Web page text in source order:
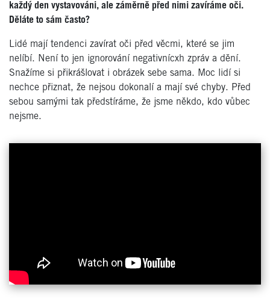
každý den vystavováni, ale záměrně před nimi zavíráme oči.
Děláte to sám často?
Lidé mají tendenci zavírat oči před věcmi, které se jim
nelíbí. Není to jen ignorování negativnícxh zpráv a dění.
Snažíme si přikrášlovat i obrázek sebe sama. Moc lidí si
nechce přiznat, že nejsou dokonalí a mají své chyby. Před
sebou samými tak předstíráme, že jsme někdo, kdo vůbec
nejsme.